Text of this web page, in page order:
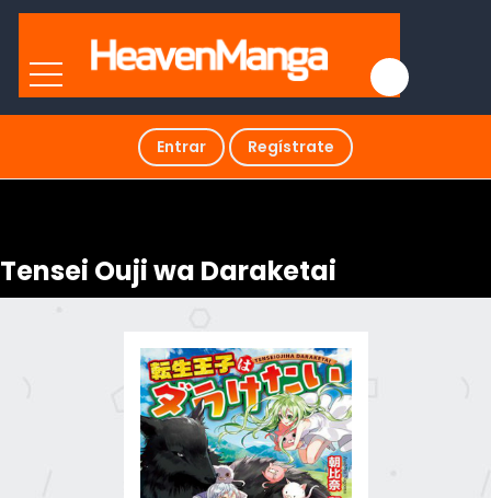
Entrar Regístrate
Tensei Ouji wa Daraketai